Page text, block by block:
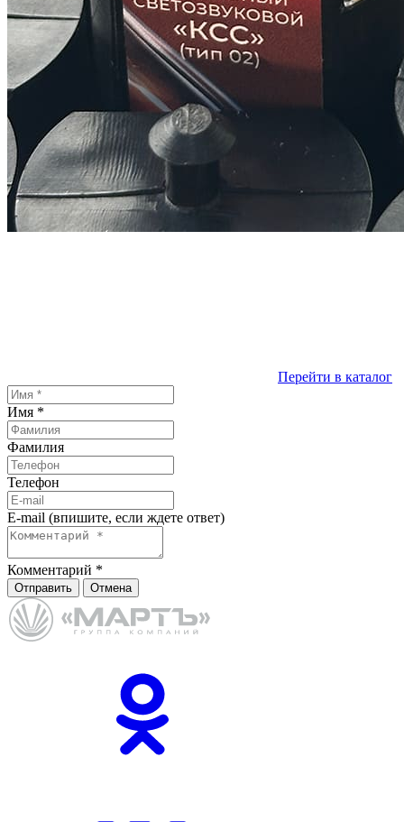
Перейти в каталог
Имя *
Фамилия
Телефон
E-mail (впишите, если ждете ответ)
Комментарий *
Отправить Отмена